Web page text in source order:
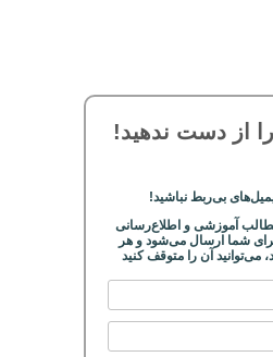
از دست ندهید!
بی‌ربط نباشید!
آموزشی و اطلاع‌رسانی
شما ارسال می‌شود و هر
می‌توانید آن را متوقف کنید